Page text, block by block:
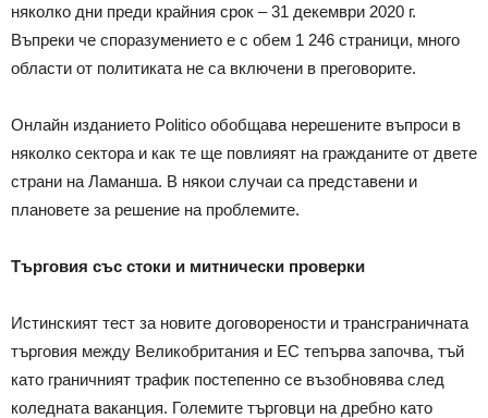
няколко дни преди крайния срок – 31 декември 2020 г.
Въпреки че споразумението е с обем 1 246 страници, много
области от политиката не са включени в преговорите.
Онлайн изданието Politico обобщава нерешените въпроси в
няколко сектора и как те ще повлияят на гражданите от двете
страни на Ламанша. В някои случаи са представени и
плановете за решение на проблемите.
Търговия със стоки и митнически проверки
Истинският тест за новите договорености и трансграничната
търговия между Великобритания и ЕС тепърва започва, тъй
като граничният трафик постепенно се възобновява след
коледната ваканция. Големите търговци на дребно като